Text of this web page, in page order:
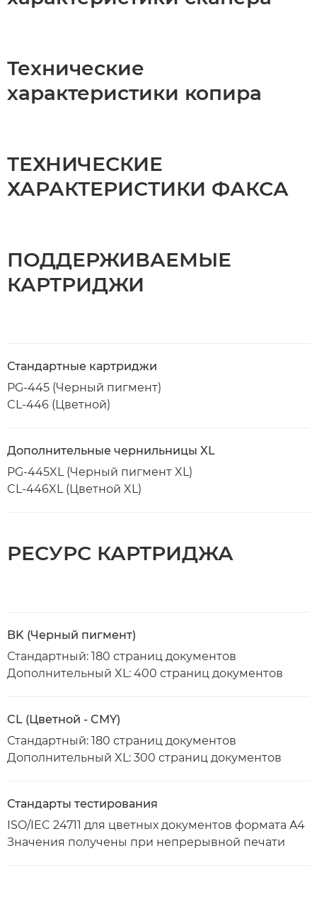
Технические
характеристики копира
ТЕХНИЧЕСКИЕ
ХАРАКТЕРИСТИКИ ФАКСА
ПОДДЕРЖИВАЕМЫЕ
КАРТРИДЖИ
Стандартные картриджи
PG-445 (Черный пигмент)
CL-446 (Цветной)
Дополнительные чернильницы XL
PG-445XL (Черный пигмент XL)
CL-446XL (Цветной XL)
РЕСУРС КАРТРИДЖА
BK (Черный пигмент)
Стандартный: 180 страниц документов
Дополнительный XL: 400 страниц документов
CL (Цветной - CMY)
Стандартный: 180 страниц документов
Дополнительный XL: 300 страниц документов
Стандарты тестирования
ISO/IEC 24711 для цветных документов формата A4
Значения получены при непрерывной печати